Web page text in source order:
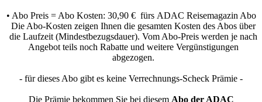
• Abo Preis = Abo Kosten: 30,90 € fürs ADAC Reisemagazin Abo
Die Abo-Kosten zeigen Ihnen die gesamten Kosten des Abos über
die Laufzeit (Mindestbezugsdauer). Vom Abo-Preis werden je nach
Angebot teils noch Rabatte und weitere Vergünstigungen
abgezogen.
- für dieses Abo gibt es keine Verrechnungs-Scheck Prämie -
Die Prämie bekommen Sie bei diesem Abo der ADAC